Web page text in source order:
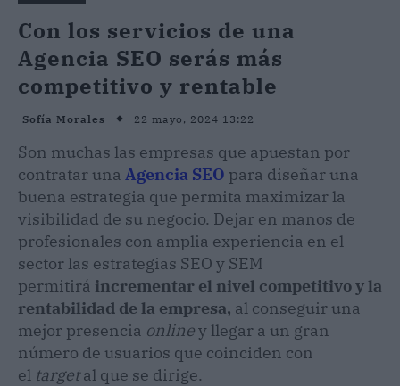
Con los servicios de una
Agencia SEO serás más
competitivo y rentable
Sofía Morales 22 mayo, 2024 13:22
Son muchas las empresas que apuestan por
contratar una Agencia SEO para diseñar una
buena estrategia que permita maximizar la
visibilidad de su negocio. Dejar en manos de
profesionales con amplia experiencia en el
sector las estrategias SEO y SEM
permitirá incrementar el nivel competitivo y la
rentabilidad de la empresa, al conseguir una
mejor presencia onliney llegar a un gran
número de usuarios que coinciden con
el targetal que se dirige.